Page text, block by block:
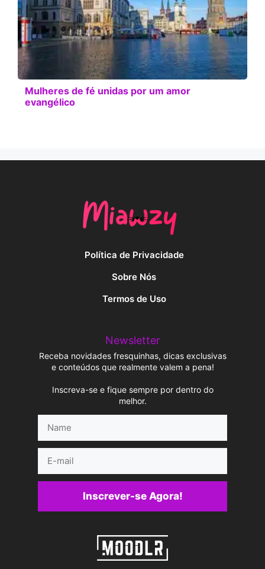
Mulheres de fé unidas por um amor
evangélico
Política de Privacidade
Sobre Nós
Termos de Uso
Newsletter
Receba novidades fresquinhas, dicas exclusivas
e conteúdos que realmente valem a pena!
Inscreva-se e fique sempre por dentro do
melhor.
mail
Inscrever-se Agora!